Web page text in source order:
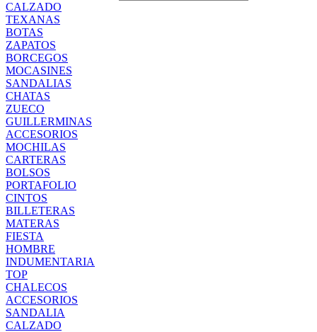
CALZADO
TEXANAS
BOTAS
ZAPATOS
BORCEGOS
MOCASINES
SANDALIAS
CHATAS
ZUECO
GUILLERMINAS
ACCESORIOS
MOCHILAS
CARTERAS
BOLSOS
PORTAFOLIO
CINTOS
BILLETERAS
MATERAS
FIESTA
HOMBRE
INDUMENTARIA
TOP
CHALECOS
ACCESORIOS
SANDALIA
CALZADO